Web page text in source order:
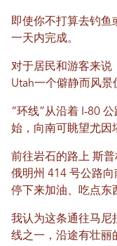
即使你不打算去钓鱼
一天内完成。
对于居民和游客来说
Utah一个僻静而风景
“环线”从沿着 I-80
始，向南可眺望尤因
前往岩石的路上 斯普
俄明州 414 号公路
停下来加油、吃点东
我认为这条通往马尼
线之一，沿途有壮丽